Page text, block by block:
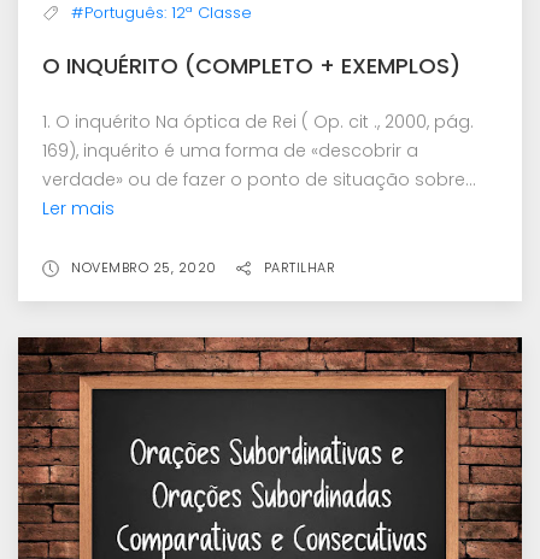
#Português: 12ª Classe
O INQUÉRITO (COMPLETO + EXEMPLOS)
1. O inquérito Na óptica de Rei ( Op. cit ., 2000, pág.
169), inquérito é uma forma de «descobrir a
verdade» ou de fazer o ponto de situação sobre...
Ler mais
NOVEMBRO 25, 2020 PARTILHAR